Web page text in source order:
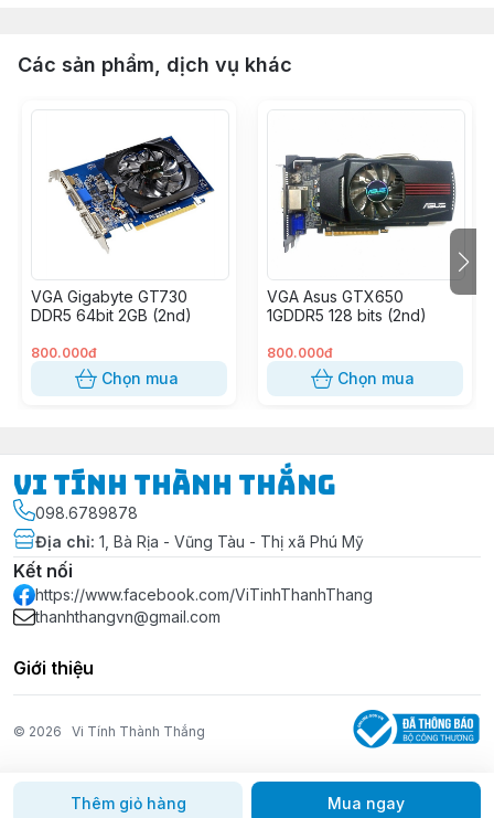
Thêm giỏ hàng Mua ngay
Các sản phẩm, dịch vụ khác
VGA Gigabyte GT730
DDR5 64bit 2GB (2nd)
800.000đ
Chọn mua
VGA Asus GTX650
1GDDR5 128 bits (2nd)
800.000đ
Chọn mua
Vi Tính Thành Thắng
098.6789878
Địa chỉ: 1, Bà Rịa - Vũng Tàu - Thị xã Phú Mỹ
Kết nối
https://www.facebook.com/ViTinhThanhThang
thanhthangvn@gmail.com
Giới thiệu
© 2026 Vi Tính Thành Thắng